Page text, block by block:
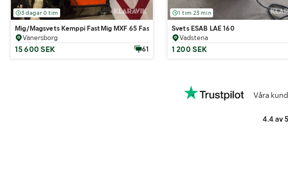
3 dagar 0 tim
Mig/Magsvets Kemppi FastMig MXF 65 FastCool 10
Vänersborg
15 600 SEK 61
1 tim 23 min
Svets ESAB LAE 160
Vadstena
1 200 SEK
Våra
4.4 av